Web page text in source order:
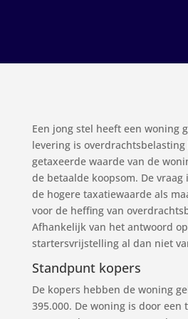
Een jong stel heeft een woning
levering is
getaxeerde waarde van de
de betaalde koopsom. De
de hogere taxatiewaarde als
voor de heffing van
Afhankelijk van het antwoord
startersvrijstelling al dan niet
Standpunt kopers
De kopers hebben de woning
395.000. De woning is door een